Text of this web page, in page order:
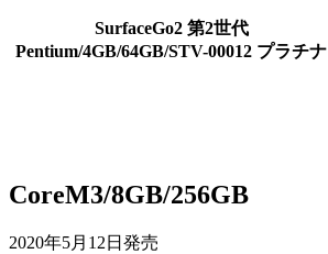
SurfaceGo2 第2世代
Pentium/4GB/64GB/STV-00012 プラチナ
CoreM3/8GB/256GB
2020年5月12日発売